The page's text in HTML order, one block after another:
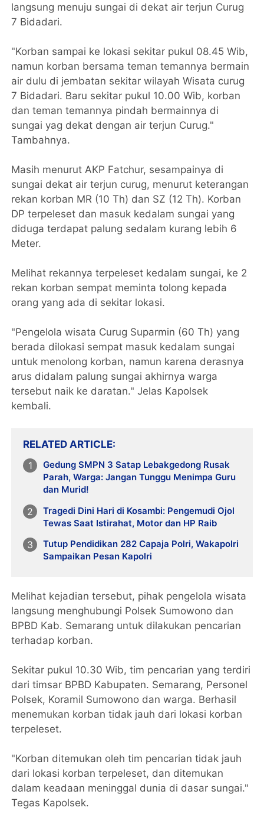
langsung menuju sungai di dekat air terjun Curug
7 Bidadari.
"Korban sampai ke lokasi sekitar pukul 08.45 Wib,
namun korban bersama teman temannya bermain
air dulu di jembatan sekitar wilayah Wisata curug
7 Bidadari. Baru sekitar pukul 10.00 Wib, korban
dan teman temannya pindah bermainnya di
sungai yag dekat dengan air terjun Curug."
Tambahnya.
Masih menurut AKP Fatchur, sesampainya di
sungai dekat air terjun curug, menurut keterangan
rekan korban MR (10 Th) dan SZ (12 Th). Korban
DP terpeleset dan masuk kedalam sungai yang
diduga terdapat palung sedalam kurang lebih 6
Meter.
Melihat rekannya terpeleset kedalam sungai, ke 2
rekan korban sempat meminta tolong kepada
orang yang ada di sekitar lokasi.
"Pengelola wisata Curug Suparmin (60 Th) yang
berada dilokasi sempat masuk kedalam sungai
untuk menolong korban, namun karena derasnya
arus didalam palung sungai akhirnya warga
tersebut naik ke daratan." Jelas Kapolsek
kembali.
RELATED ARTICLE
Gedung SMPN 3 Satap Lebakgedong Rusak
Parah, Warga: Jangan Tunggu Menimpa Guru
dan Murid!
Tragedi Dini Hari di Kosambi: Pengemudi Ojol
Tewas Saat Istirahat, Motor dan HP Raib
Tutup Pendidikan 282 Capaja Polri, Wakapolri
Sampaikan Pesan Kapolri
Melihat kejadian tersebut, pihak pengelola wisata
langsung menghubungi Polsek Sumowono dan
BPBD Kab. Semarang untuk dilakukan pencarian
terhadap korban.
Sekitar pukul 10.30 Wib, tim pencarian yang terdiri
dari timsar BPBD Kabupaten. Semarang, Personel
Polsek, Koramil Sumowono dan warga. Berhasil
menemukan korban tidak jauh dari lokasi korban
terpeleset.
"Korban ditemukan oleh tim pencarian tidak jauh
dari lokasi korban terpeleset, dan ditemukan
dalam keadaan meninggal dunia di dasar sungai."
Tegas Kapolsek.